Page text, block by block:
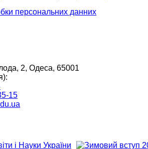
персональних данних
2, Одеса, 65001
15